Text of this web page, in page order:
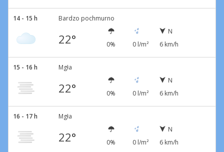
14 - 15 h Bardzo pochmurno
22° 0% 0 l/m²
N
6 km/h
15 - 16 h Mgła
22° 0% 0 l/m²
N
6 km/h
16 - 17 h Mgła
22° 0% 0 l/m²
N
6 km/h